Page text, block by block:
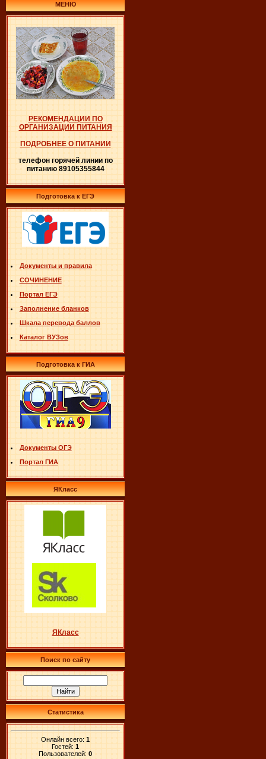
МЕНЮ
РЕКОМЕНДАЦИИ ПО
ОРГАНИЗАЦИИ ПИТАНИЯ
ПОДРОБНЕЕ О ПИТАНИИ
телефон горячей линии по
питанию 89105355844
Подготовка к ЕГЭ
Документы и правила
СОЧИНЕНИЕ
Портал ЕГЭ
Заполнение бланков
Шкала перевода баллов
Каталог ВУЗов
Подготовка к ГИА
Документы ОГЭ
Портал ГИА
ЯКласс
ЯКласс
Поиск по сайту
Статистика
Онлайн всего: 1
Гостей: 1
Пользователей: 0